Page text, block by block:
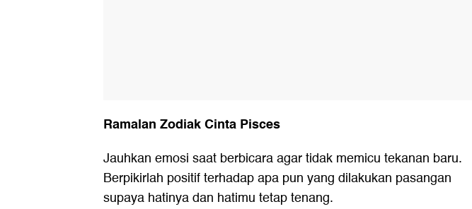
Ramalan Zodiak Cinta Pisces
Jauhkan emosi saat berbicara agar tidak memicu tekanan baru.
Berpikirlah positif terhadap apa pun yang dilakukan pasangan
supaya hatinya dan hatimu tetap tenang.